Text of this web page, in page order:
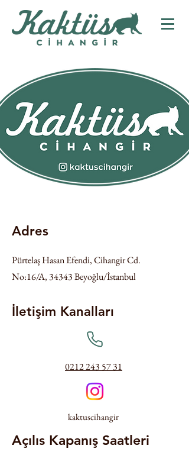
Adres
Pürtelaş Hasan Efendi, Cihangir Cd.
No:16/A, 34343 Beyoğlu/İstanbul
İletişim Kanalları
0212 243 57 31
kaktuscihangir
Açılıs Kapanış Saatleri